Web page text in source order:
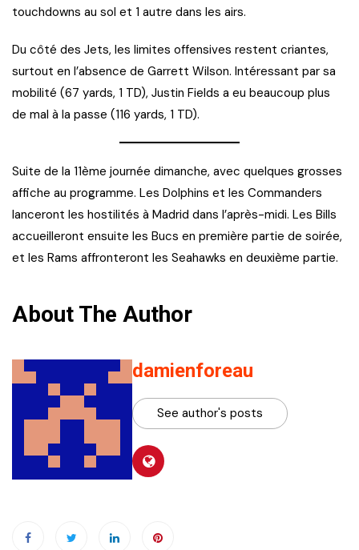
touchdowns au sol et 1 autre dans les airs.
Du côté des Jets, les limites offensives restent criantes,
surtout en l’absence de Garrett Wilson. Intéressant par sa
mobilité (67 yards, 1 TD), Justin Fields a eu beaucoup plus
de mal à la passe (116 yards, 1 TD).
Suite de la 11ème journée dimanche, avec quelques grosses
affiche au programme. Les Dolphins et les Commanders
lanceront les hostilités à Madrid dans l’après-midi. Les Bills
accueilleront ensuite les Bucs en première partie de soirée,
et les Rams affronteront les Seahawks en deuxième partie.
About The Author
damienforeau
See author's posts